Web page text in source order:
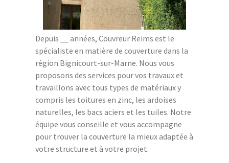
Depuis __ années, Couvreur Reims est le
spécialiste en matière de couverture dans la
région Bignicourt-sur-Marne. Nous vous
proposons des services pour vos travaux et
travaillons avec tous types de matériaux y
compris les toitures en zinc, les ardoises
naturelles, les bacs aciers et les tuiles. Notre
équipe vous conseille et vous accompagne
pour trouver la couverture la mieux adaptée à
votre structure et à votre projet.